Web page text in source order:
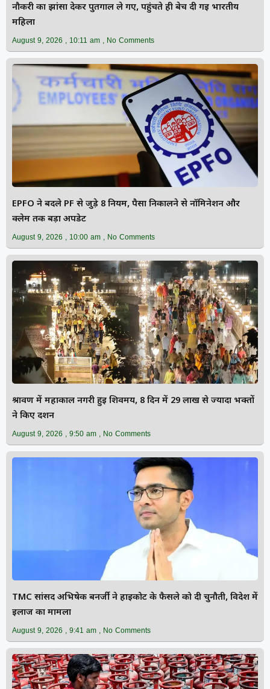
नौकरी का झांसा देकर पुर्तगाल ले गए, पहुंचते ही बेच दी गई भारतीय
महिला
August 9, 2026 10:11 am No Comments
EPFO ने बदले PF से जुड़े 8 नियम, पैसा निकालने से नॉमिनेशन और
क्लेम तक बड़ा अपडेट
August 9, 2026 10:00 am No Comments
श्रावण में महाकाल नगरी हुई शिवमय, 8 दिन में 29 लाख से ज्यादा भक्तों
ने किए दर्शन
August 9, 2026 9:50 am No Comments
TMC सांसद अभिषेक बनर्जी ने हाईकोर्ट के फैसले को दी चुनौती, विदेश में
इलाज का मामला
August 9, 2026 9:41 am No Comments